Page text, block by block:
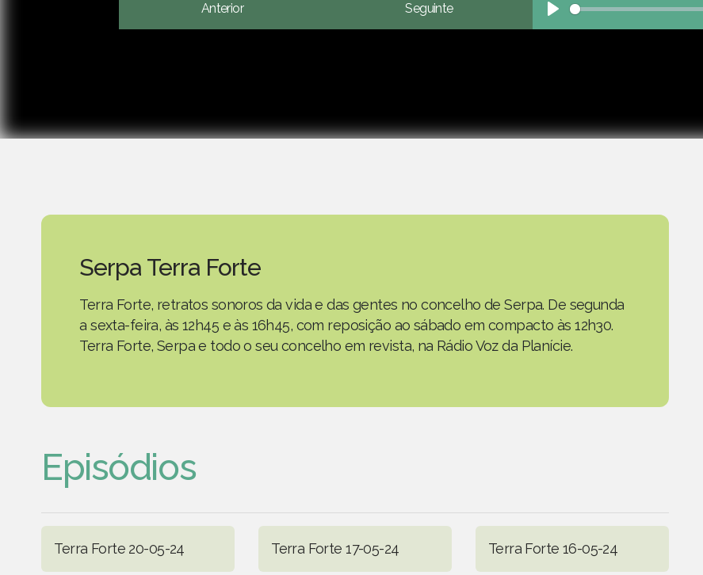
Anterior Seguinte
Play
Serpa Terra Forte
Terra Forte, retratos sonoros da vida e das gentes no concelho de Serpa. De segunda
a sexta-feira, às 12h45 e às 16h45, com reposição ao sábado em compacto às 12h30.
Terra Forte, Serpa e todo o seu concelho em revista, na Rádio Voz da Planície.
Episódios
Terra Forte 20-05-24 Terra Forte 17-05-24 Terra Forte 16-05-24